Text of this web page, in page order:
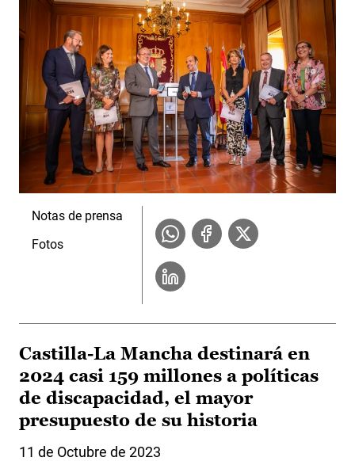
Notas de prensa
Fotos
Castilla-La Mancha destinará en
2024 casi 159 millones a políticas
de discapacidad, el mayor
presupuesto de su historia
11 de Octubre de 2023